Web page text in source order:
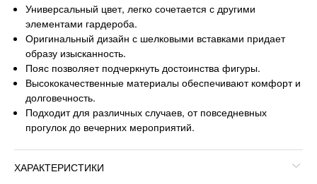
Универсальный цвет, легко сочетается с другими
элементами гардероба.
Оригинальный дизайн с шелковыми вставками придает
образу изысканность.
Пояс позволяет подчеркнуть достоинства фигуры.
Высококачественные материалы обеспечивают комфорт и
долговечность.
Подходит для различных случаев, от повседневных
прогулок до вечерних мероприятий.
ХАРАКТЕРИСТИКИ